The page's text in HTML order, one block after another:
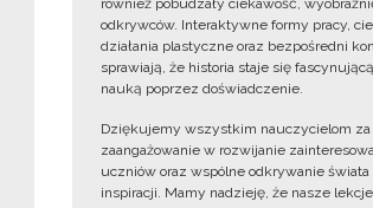
również pobudzały ciekawość,
odkrywców. Interaktywne formy pracy,
działania plastyczne oraz bezpośredni
sprawiają, że historia staje się
nauką poprzez doświadczenie.
Dziękujemy wszystkim nauczycielom za
zaangażowanie w rozwijanie
uczniów oraz wspólne odkrywanie świata
inspiracji. Mamy nadzieję, że nasze